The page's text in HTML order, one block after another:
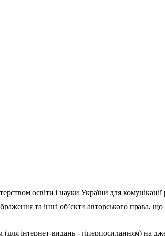
освіти і науки України для
та інші об’єкти авторського права,
інтернет-видань - гіперпосиланням) на